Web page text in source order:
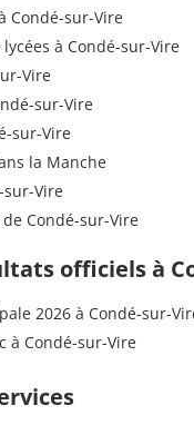
Condé-sur-Vire
à Condé-sur-Vire
Vire
sur-Vire
sur-Vire
la Manche
sur-Vire
Condé-sur-Vire
officiels à
2026 à Condé-sur-
à Condé-sur-Vire